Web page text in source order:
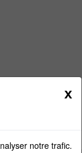
x
notre trafic.